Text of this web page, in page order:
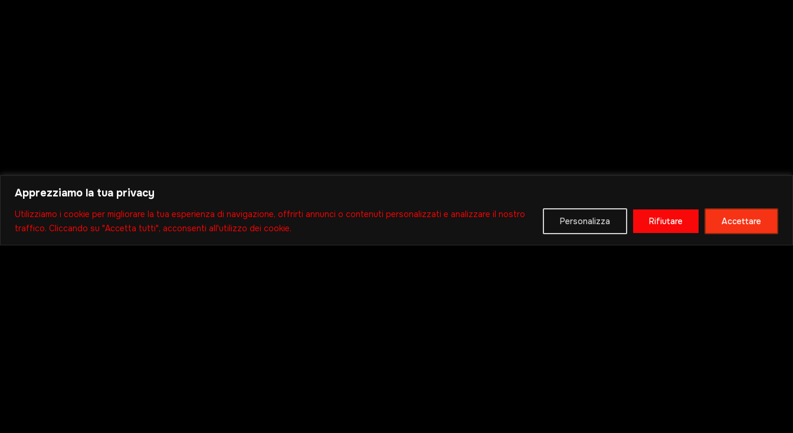
Apprezziamo la tua privacy
Utilizziamo i cookie per migliorare la tua esperienza di navigazione, offrirti annunci o contenuti personalizzati e analizzare il nostro
traffico. Cliccando su "Accetta tutti", acconsenti all'utilizzo dei cookie.
Personalizza Rifiutare Accettare